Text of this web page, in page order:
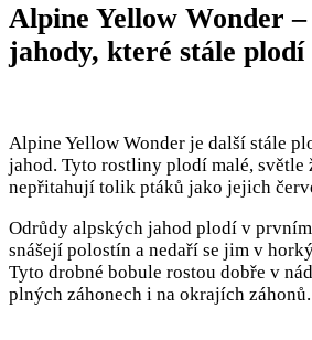
Alpine Yellow Wonder
jahody, které stále plodí
Alpine Yellow Wonder je další stále
jahod. Tyto rostliny plodí malé, světle
nepřitahují tolik ptáků jako jejich
Odrůdy alpských jahod plodí v
snášejí polostín a nedaří se jim v
Tyto drobné bobule rostou dobře v
plných záhonech i na okrajích záhonů.